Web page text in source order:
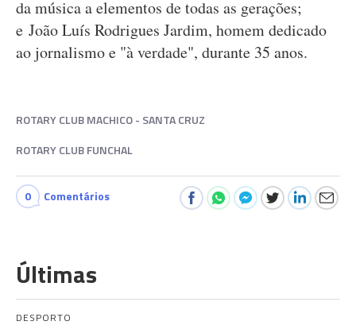
da música a elementos de todas as gerações;
e João Luís Rodrigues Jardim, homem dedicado
ao jornalismo e "à verdade", durante 35 anos.
ROTARY CLUB MACHICO - SANTA CRUZ
ROTARY CLUB FUNCHAL
0 Comentários
Últimas
DESPORTO